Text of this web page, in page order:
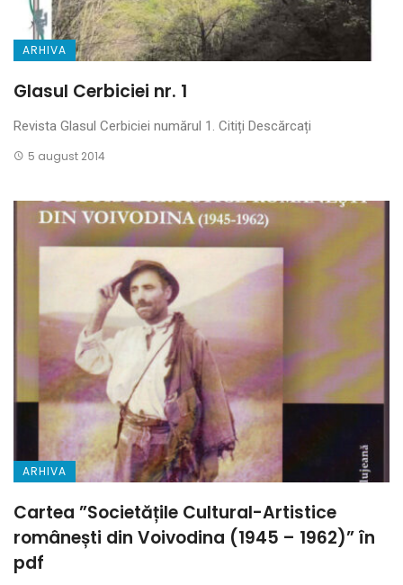
ARHIVA
Glasul Cerbiciei nr. 1
Revista Glasul Cerbiciei numărul 1. Citiți Descărcați
5 august 2014
ARHIVA
Cartea ”Societățile Cultural-Artistice
românești din Voivodina (1945 – 1962)” în
pdf